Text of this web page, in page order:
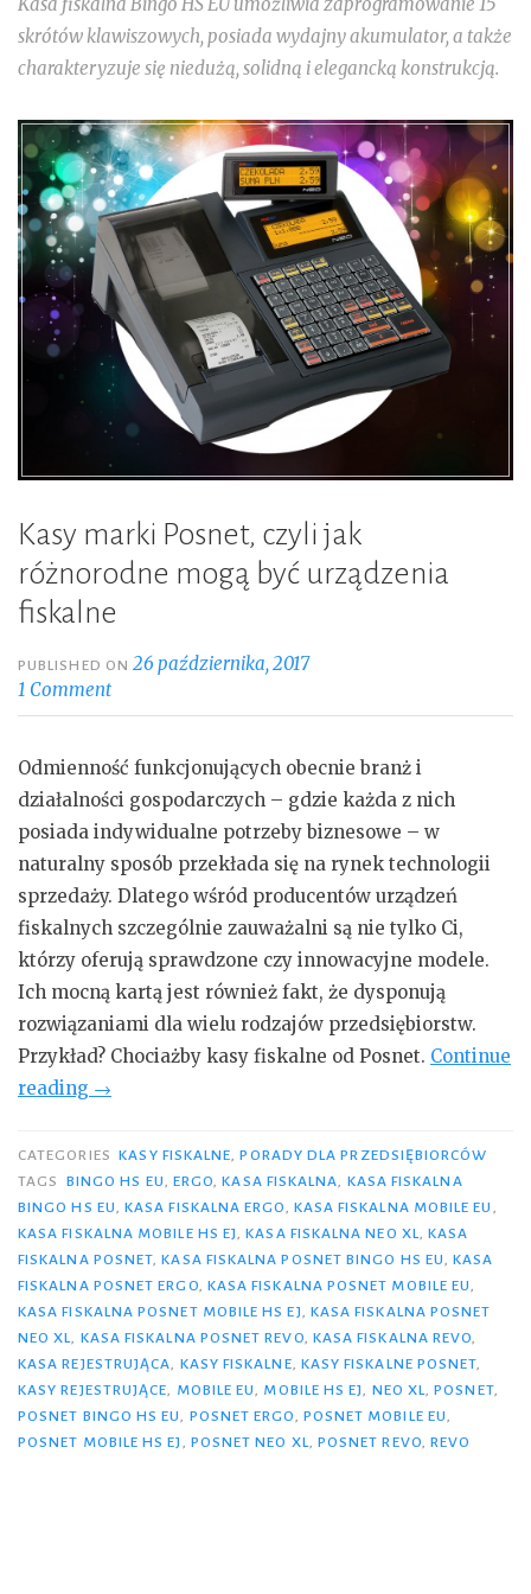
skrótów klawiszowych, posiada wydajny akumulator, a także
charakteryzuje się niedużą, solidną i elegancką konstrukcją.
Kasy marki Posnet, czyli jak
różnorodne mogą być urządzenia
fiskalne
PUBLISHED ON26 października, 2017
1 Comment
Odmienność funkcjonujących obecnie branż i
działalności gospodarczych – gdzie każda z nich
posiada indywidualne potrzeby biznesowe – w
naturalny sposób przekłada się na rynek technologii
sprzedaży. Dlatego wśród producentów urządzeń
fiskalnych szczególnie zauważalni są nie tylko Ci,
którzy oferują sprawdzone czy innowacyjne modele.
Ich mocną kartą jest również fakt, że dysponują
rozwiązaniami dla wielu rodzajów przedsiębiorstw.
Przykład? Chociażby kasy fiskalne od Posnet. Continue
reading „Kasy
Posnet,
czyli
jak
mogą
być
urządzenia
fiskalne”
→
CATEGORIES KASY FISKALNE,PORADY DLA PRZEDSIĘBIORCÓW
TAGS
BINGO HS EU, ERGO,KASA FISKALNA, KASA FISKALNA
BINGO HS EU,KASA FISKALNA ERGO, KASA FISKALNA MOBILE EU ,
KASA FISKALNA MOBILE HS EJ,KASA FISKALNA NEO XL,KASA
FISKALNA POSNET,KASA FISKALNA POSNET BINGO HS EU,KASA
FISKALNA POSNET ERGO, KASA FISKALNA POSNET MOBILE EU,
KASA FISKALNA POSNET MOBILE HS EJ, KASA FISKALNA POSNET
NEO XL, KASA FISKALNA POSNET REVO, KASA FISKALNA REVO,
KASA REJESTRUJĄCA, KASY FISKALNE, KASY FISKALNE POSNET,
KASY REJESTRUJĄCE, MOBILE EU, MOBILE HS EJ, NEO XL,POSNET,
POSNET BINGO HS EU, POSNET ERGO, POSNET MOBILE EU,
POSNET MOBILE HS EJ , POSNET NEO XL, POSNET REVO, REVO